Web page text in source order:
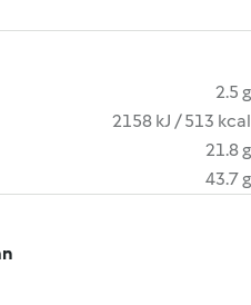
2.5 g
2158 kJ / 513 kcal
21.8 g
43.7 g